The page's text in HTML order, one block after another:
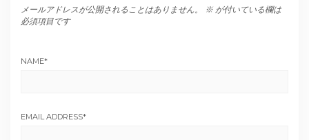
メールアドレスが公開されることはありません。 ※ が付いている欄は
必須項目です
NAME*
EMAIL ADDRESS*